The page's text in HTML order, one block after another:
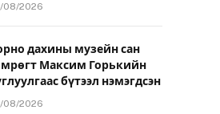
08/2026
дахины музейн сан
Максим Горькийн
бүтээл нэмэгдсэн
08/2026